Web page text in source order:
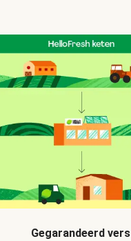
Gegarandeerd vers